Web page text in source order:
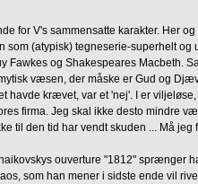
for V's sammensatte karakter. Her
som (atypisk) tegneserie-superhelt og
Fawkes og Shakespeares Macbeth.
væsen, der måske er Gud og
havde krævet, var et 'nej'. I er
firma. Jeg skal ikke desto mindre
til den tid har vendt skuden ... Må jeg
ouverture "1812" sprænger
som han mener i sidste ende vil